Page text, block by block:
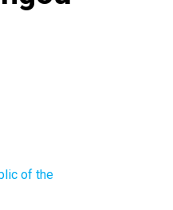
of the